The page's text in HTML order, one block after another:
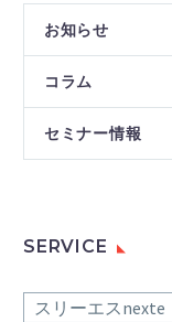
お知らせ
コラム
セミナー情報
SERVICE
スリーエスnexte